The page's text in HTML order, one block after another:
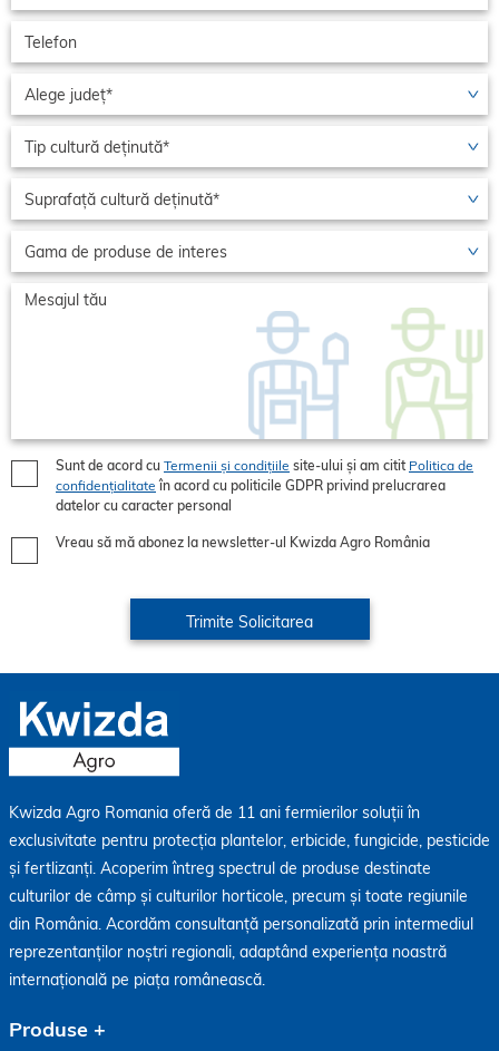
Sunt de acord cu Termenii și condițiile site-ului și am citit Politica de
confidențialitate în acord cu politicile GDPR privind prelucrarea
datelor cu caracter personal
Vreau să mă abonez la newsletter-ul Kwizda Agro România
Kwizda Agro Romania oferă de 11 ani fermierilor soluții în
exclusivitate pentru protecția plantelor, erbicide, fungicide, pesticide
și fertlizanți. Acoperim întreg spectrul de produse destinate
culturilor de câmp și culturilor horticole, precum și toate regiunile
din România. Acordăm consultanță personalizată prin intermediul
reprezentanților noștri regionali, adaptând experiența noastră
internațională pe piața românească.
Produse